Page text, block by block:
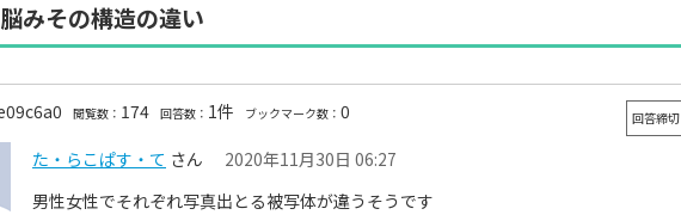
みその構造の違い
閲覧数： 174 回答数： 1件 ブックマーク数： 0 回答締切
た・らこぱす・て さん
2020年11月30日 06:27
男性女性でそれぞれ写真出とる被写体が違うそうです